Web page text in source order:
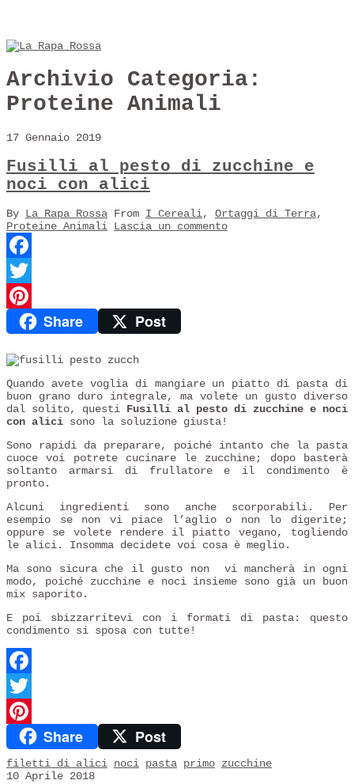
Archivio Categoria:
Proteine Animali
17 Gennaio 2019
Fusilli al pesto di zucchine e
noci con alici
By La Rapa Rossa From I Cereali, Ortaggi di Terra,
Proteine Animali Lascia un commento
Facebook
Twitter
PinterestShare Post
Quando avete voglia di mangiare un piatto di pasta di
buon grano duro integrale, ma volete un gusto diverso
dal solito, questi Fusilli al pesto di zucchine e noci
con alici sono la soluzione giusta!
Sono rapidi da preparare, poiché intanto che la pasta
cuoce voi potrete cucinare le zucchine; dopo basterà
soltanto armarsi di frullatore e il condimento è
pronto.
Alcuni ingredienti sono anche scorporabili. Per
esempio se non vi piace l’aglio o non lo digerite;
oppure se volete rendere il piatto vegano, togliendo
le alici. Insomma decidete voi cosa è meglio.
Ma sono sicura che il gusto non vi mancherà in ogni
modo, poiché zucchine e noci insieme sono già un buon
mix saporito.
E poi sbizzarritevi con i formati di pasta: questo
condimento si sposa con tutte!
Facebook
Twitter
PinterestShare Post
filetti di alici noci pasta primo zucchine
10 Aprile 2018